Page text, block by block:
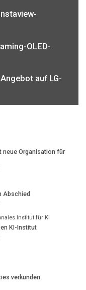
OLED-
auf LG-
neue Organisation für
Abschied
Institut für KI
KI-Institut
verkünden